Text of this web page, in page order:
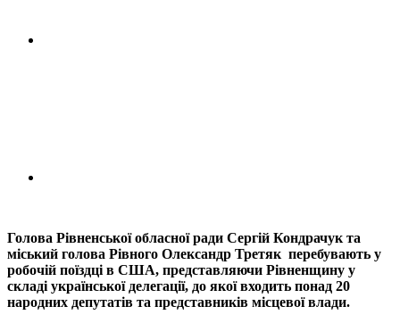
Голова Рівненської обласної ради Сергій Кондрачук та
міський голова Рівного Олександр Третяк перебувають у
робочій поїздці в США, представляючи Рівненщину у
складі української делегації, до якої входить понад 20
народних депутатів та представників місцевої влади.